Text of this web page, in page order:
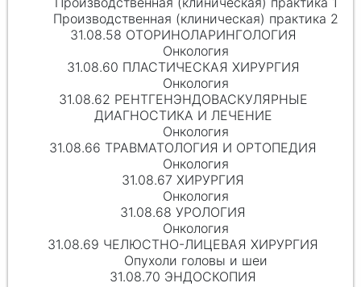
Производственная (клиническая) практика 2
31.08.58 ОТОРИНОЛАРИНГОЛОГИЯ
Онкология
31.08.60 ПЛАСТИЧЕСКАЯ ХИРУРГИЯ
Онкология
31.08.62 РЕНТГЕНЭНДОВАСКУЛЯРНЫЕ
ДИАГНОСТИКА И ЛЕЧЕНИЕ
Онкология
31.08.66 ТРАВМАТОЛОГИЯ И ОРТОПЕДИЯ
Онкология
31.08.67 ХИРУРГИЯ
Онкология
31.08.68 УРОЛОГИЯ
Онкология
31.08.69 ЧЕЛЮСТНО-ЛИЦЕВАЯ ХИРУРГИЯ
Опухоли головы и шеи
31.08.70 ЭНДОСКОПИЯ